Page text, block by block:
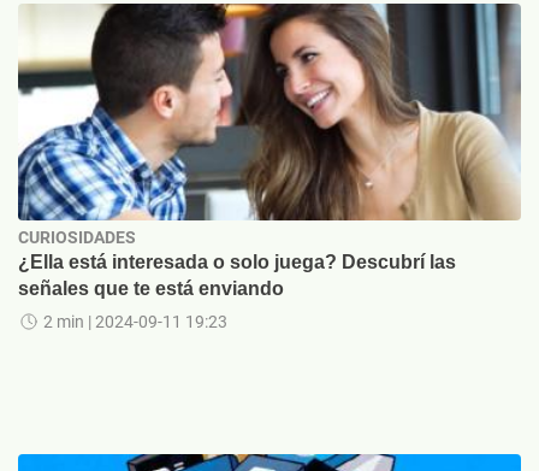
CURIOSIDADES
¿Ella está interesada o solo juega? Descubrí las
señales que te está enviando
2 min | 2024-09-11 19:23